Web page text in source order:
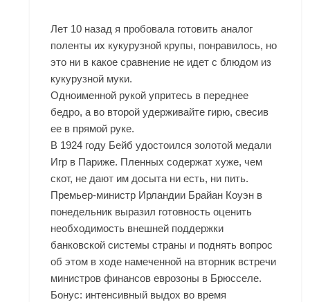
Лет 10 назад я пробовала готовить аналог
поленты их кукурузной крупы, понравилось, но
это ни в какое сравнение не идет с блюдом из
кукурузной муки.
Одноименной рукой упритесь в переднее
бедро, а во второй удерживайте гирю, свесив
ее в прямой руке.
В 1924 году Бейб удостоился золотой медали
Игр в Париже. Пленных содержат хуже, чем
скот, не дают им досыта ни есть, ни пить.
Премьер-министр Ирландии Брайан Коуэн в
понедельник выразил готовность оценить
необходимость внешней поддержки
банковской системы страны и поднять вопрос
об этом в ходе намеченной на вторник встречи
министров финансов еврозоны в Брюсселе.
Бонус: интенсивный выдох во время